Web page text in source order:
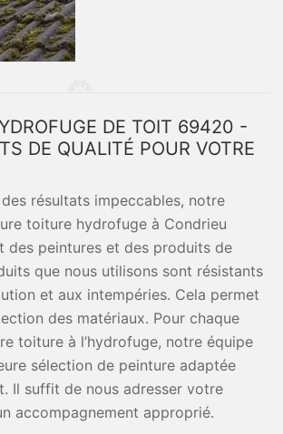
DE TOIT 69420 -
DE QUALITÉ POUR VOTRE
résultats impeccables, notre
toiture hydrofuge à Condrieu
des peintures et des produits de
que nous utilisons sont résistants
et aux intempéries. Cela permet
des matériaux. Pour chaque
toiture à l’hydrofuge, notre équipe
sélection de peinture adaptée
Il suffit de nous adresser votre
accompagnement approprié.